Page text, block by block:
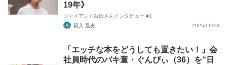
19年》
ジャイアント白田さんインタビュー #1
鼠入 昌史
2026/06/13
「エッチな本をどうしても置きたい！」会
社員時代のバキ童・ぐんぴぃ（36）を“日